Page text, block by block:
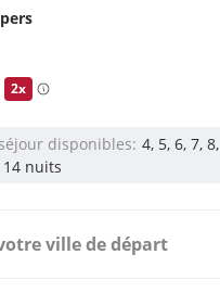
2x
disponibles 4, 5, 6, 7, 8,
14 nuits
ville de départ